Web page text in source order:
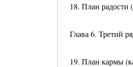
18. План радости
Глава 6. Третий
19. План кармы